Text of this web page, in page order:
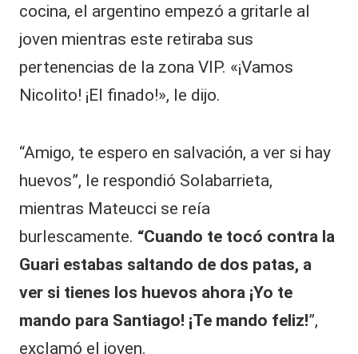
cocina, el argentino empezó a gritarle al
joven mientras este retiraba sus
pertenencias de la zona VIP. «¡Vamos
Nicolito! ¡El finado!», le dijo.
“Amigo, te espero en salvación, a ver si hay
huevos”, le respondió Solabarrieta,
mientras Mateucci se reía
burlescamente. “Cuando te tocó contra la
Guari estabas saltando de dos patas, a
ver si tienes los huevos ahora ¡Yo te
mando para Santiago! ¡Te mando feliz!”,
exclamó el joven.